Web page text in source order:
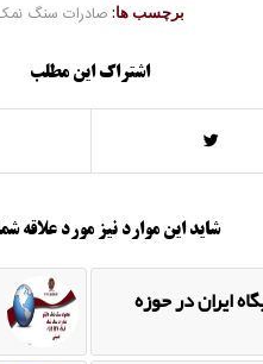
برچسب ها: صادرات سنگ
اشتراک این مطلب
شاید این موارد نیز مورد علاقه
ایران در حوزه